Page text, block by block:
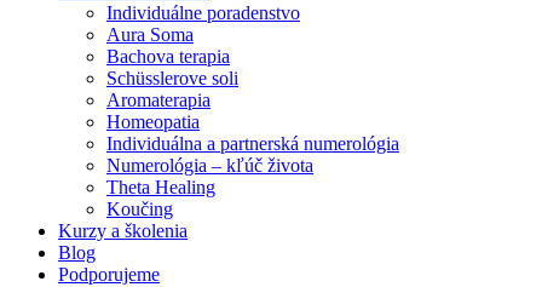
Individuálne poradenstvo
Aura Soma
Bachova terapia
Schüsslerove soli
Aromaterapia
Homeopatia
Individuálna a partnerská numerológia
Numerológia – kľúč života
Theta Healing
Koučing
Kurzy a školenia
Blog
Podporujeme